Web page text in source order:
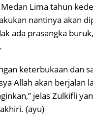
Lima tahun
nantinya akan
ada prasangka
keterbukaan dan
Allah akan berjalan
jelas Zulkifli
(ayu)